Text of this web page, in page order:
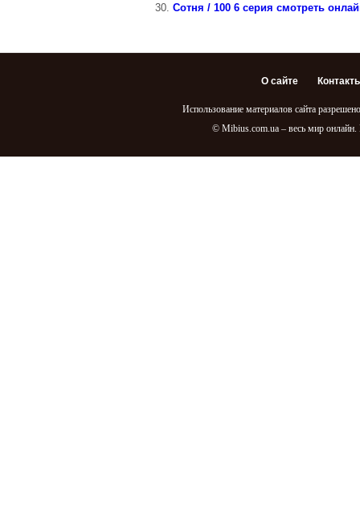
30. Сотня / 100 6 серия смотреть
О сайте
Использование материалов сайта
© Mibius.com.ua – весь мир онлайн.